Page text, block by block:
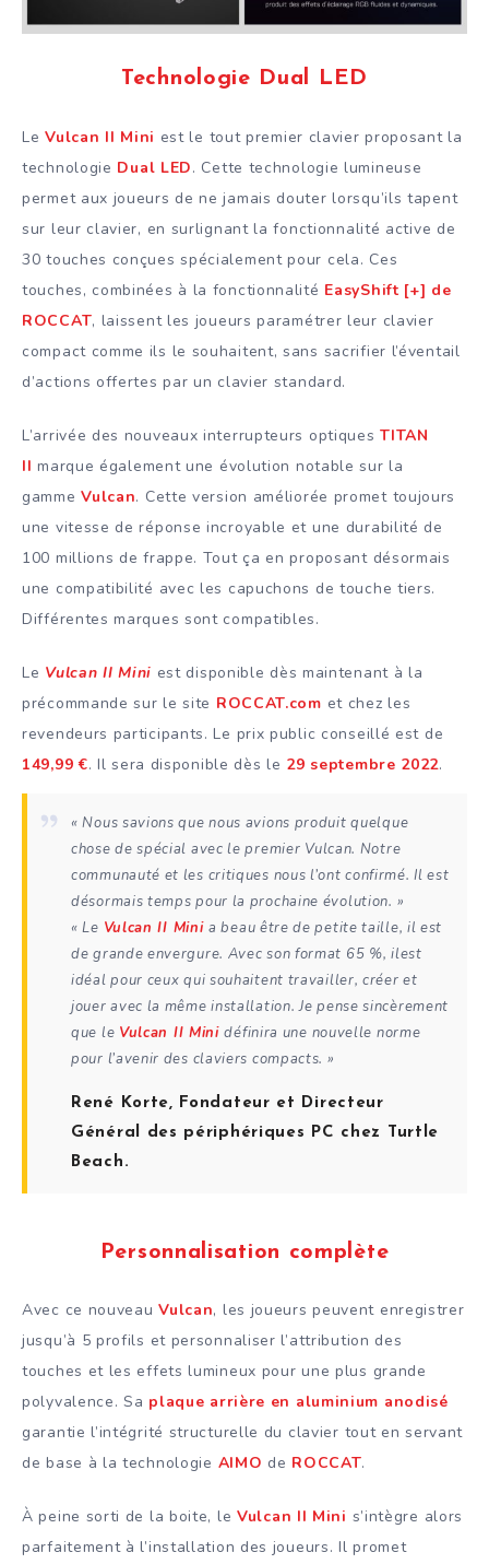
Technologie Dual LED
LeVulcan II Mini est le tout premier clavier proposant la
technologie Dual LED. Cette technologie lumineuse
permet aux joueurs de ne jamais douter lorsqu’ils tapent
sur leur clavier, en surlignant la fonctionnalité active de
30 touches conçues spécialement pour cela. Ces
touches, combinées à la fonctionnalité EasyShift [+] de
ROCCAT, laissent les joueurs paramétrer leur clavier
compact comme ils le souhaitent, sans sacrifier l’éventail
d’actions offertes par un clavier standard.
L’arrivée des nouveaux interrupteurs optiquesTITAN
II marque également une évolution notable sur la
gammeVulcan. Cette version améliorée promet toujours
une vitesse de réponse incroyable et une durabilité de
100 millions de frappe. Tout ça en proposant désormais
une compatibilité avec les capuchons de touche tiers.
Différentes marques sont compatibles.
Le Vulcan II Mini est disponible dès maintenant à la
précommande sur le site ROCCAT.com et chez les
revendeurs participants. Le prix public conseillé est de
149,99 €. Il sera disponible dès le 29 septembre 2022.
« Nous savions que nous avions produit quelque
chose de spécial avec le premier Vulcan. Notre
communauté et les critiques nous l’ont confirmé. Il est
désormais temps pour la prochaine évolution. »
« Le Vulcan II Mini a beau être de petite taille, il est
de grande envergure. Avec son format 65 %, ilest
idéal pour ceux qui souhaitent travailler, créer et
jouer avec la même installation. Je pense sincèrement
que le Vulcan II Minidéfinira une nouvelle norme
pour l’avenir des claviers compacts. »
René Korte, Fondateur et Directeur
Général des périphériques PC chez Turtle
Beach.
Personnalisation complète
Avec ce nouveauVulcan, les joueurs peuvent enregistrer
jusqu’à 5 profils et personnaliser l’attribution des
touches et les effets lumineux pour une plus grande
polyvalence. Sa plaque arrière en aluminium anodisé
garantie l’intégrité structurelle du clavier tout en servant
de base à la technologie AIMO de ROCCAT.
À peine sorti de la boite, le Vulcan II Mini s’intègre alors
parfaitement à l’installation des joueurs. Il promet